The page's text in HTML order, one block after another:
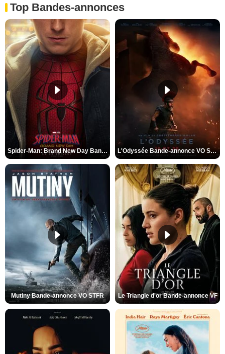
Top Bandes-annonces
Spider-Man: Brand New Day Bande-annonce VO STFR L'Odyssée Bande-annonce VO STFR
Mutiny Bande-annonce VO STFR Le Triangle d'or Bande-annonce VF